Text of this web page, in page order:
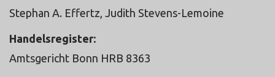
Stephan A. Effertz, Judith Stevens-Lemoine
Handelsregister:
Amtsgericht Bonn HRB 8363